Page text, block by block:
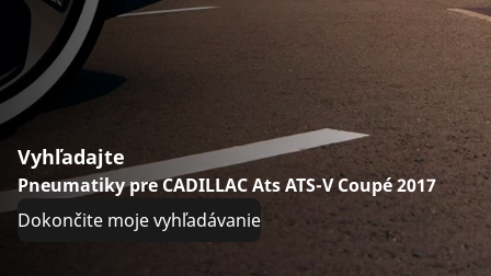
Vyhľadajte
Pneumatiky pre CADILLAC Ats ATS-V Coupé 2017
Dokončite moje vyhľadávanie